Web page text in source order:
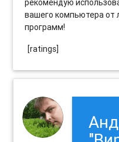
рекомендую
вашего компьютера
программ!
[ratings]